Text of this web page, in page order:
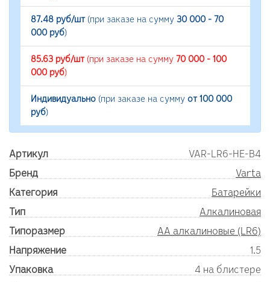
87.48 руб/шт(при заказе на сумму 30 000 - 70
000 руб)
85.63 руб/шт(при заказе на сумму 70 000 - 100
000 руб)
Индивидуально (при заказе на сумму от 100 000
руб)
Артикул
VAR-LR6-HE-B4
Бренд
Varta
Категория
Батарейки
Тип
Алкалиновая
Типоразмер
AA алкалиновые (LR6)
Напряжение
1.5
Упаковка
4 на блистере